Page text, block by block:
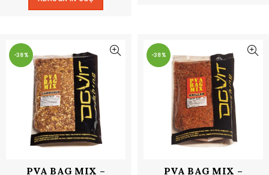
fost:
-38%
PVA BAG MIX –
-38%
PVA BAG MIX –